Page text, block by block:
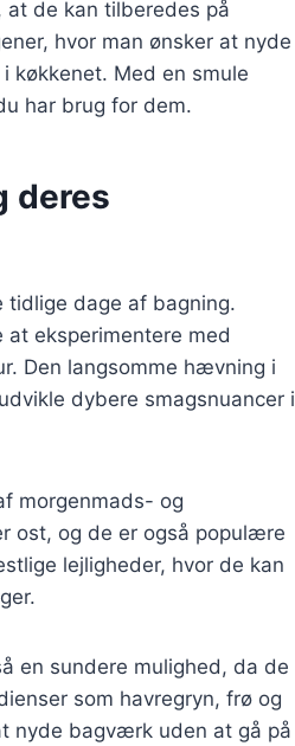
de kan tilberedes på
hvor man ønsker at nyde
køkkenet. Med en smule
har brug for dem.
deres
dage af bagning.
eksperimentere med
Den langsomme hævning i
dybere smagsnuancer i
morgenmads- og
ost, og de er også populære
lejligheder, hvor de kan
en sundere mulighed, da de
som havregryn, frø og
nyde bagværk uden at gå på